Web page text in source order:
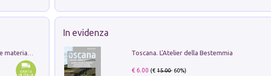
In evidenza
Toscana. L'Atelier della Bestemmia
€ 6.00 (€15.00- 60%)